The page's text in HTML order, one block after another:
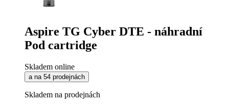
Aspire TG Cyber DTE - náhradní
Pod cartridge
Skladem online
a na 54 prodejnách
Skladem na prodejnách